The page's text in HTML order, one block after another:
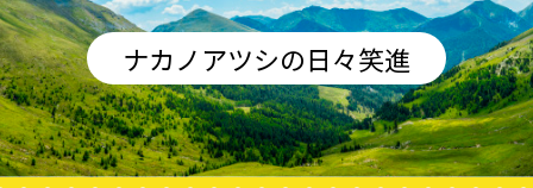
ナカノアツシの日々笑進